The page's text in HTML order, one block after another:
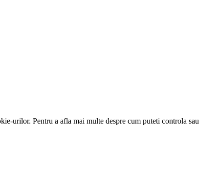
urilor. Pentru a afla mai multe despre cum puteti controla sau